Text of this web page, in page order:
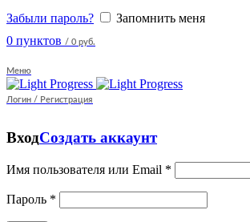
Забыли пароль?
Запомнить меня
0 пунктов / 0 руб.
Меню
Логин / Регистрация
ВходСоздать аккаунт
Имя пользователя или Email *
Пароль *